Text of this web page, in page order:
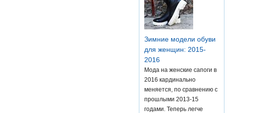
Зимние модели обуви
для женщин: 2015-
2016
Мода на женские сапоги в
2016 кардинально
меняется, по сравнению с
прошлыми 2013-15
годами. Теперь легче